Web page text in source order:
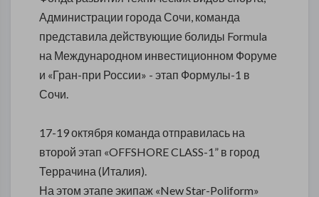
Администрации города Сочи, команда
представила действующие болиды Formula
на Международном инвестиционном Форуме
и «Гран-при России» - этап Формулы-1 в
Сочи.
17-19 октября команда отправилась на
второй этап «OFFSHORE CLASS-1” в город
Террачина (Италия).
На этом этапе экипаж «New Star-Poliform»